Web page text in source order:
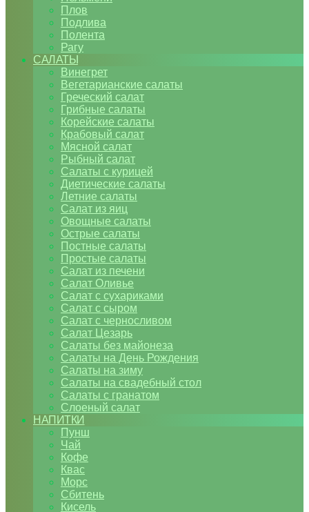
Плов
Подлива
Полента
Рагу
САЛАТЫ
Винегрет
Вегетарианские салаты
Греческий салат
Грибные салаты
Корейские салаты
Крабовый салат
Мясной салат
Рыбный салат
Салаты с курицей
Диетические салаты
Летние салаты
Салат из яиц
Овощные салаты
Острые салаты
Постные салаты
Простые салаты
Салат из печени
Салат Оливье
Салат с сухариками
Салат с сыром
Салат с черносливом
Салат Цезарь
Салаты без майонеза
Салаты на День Рождения
Салаты на зиму
Салаты на свадебный стол
Салаты с гранатом
Слоеный салат
НАПИТКИ
Пунш
Чай
Кофе
Квас
Морс
Сбитень
Кисель